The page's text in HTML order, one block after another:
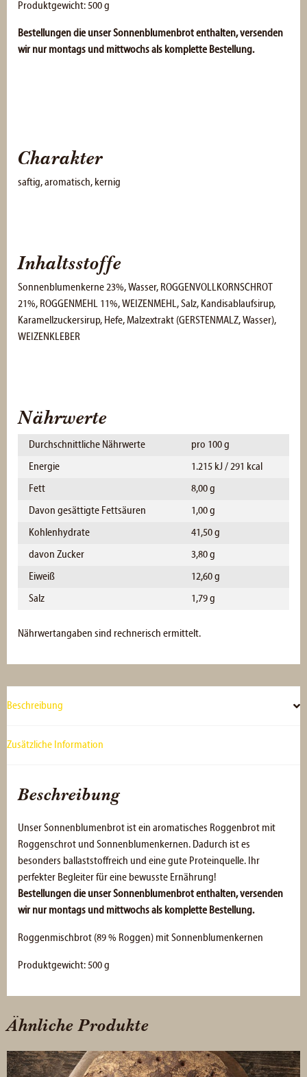
Produktgewicht: 500 g
Bestellungen die unser Sonnenblumenbrot enthalten, versenden
wir nur montags und mittwochs als komplette Bestellung.
Charakter
saftig, aromatisch, kernig
Inhaltsstoffe
Sonnenblumenkerne 23%, Wasser, ROGGENVOLLKORNSCHROT
21%, ROGGENMEHL 11%, WEIZENMEHL, Salz, Kandisablaufsirup,
Karamellzuckersirup, Hefe, Malzextrakt (GERSTENMALZ, Wasser),
WEIZENKLEBER
Nährwerte
Durchschnittliche Nährwerte
pro 100 g
Energie
1.215 kJ / 291 kcal
Fett
8,00 g
Davon gesättigte Fettsäuren
1,00 g
Kohlenhydrate
41,50 g
davon Zucker
3,80 g
Eiweiß
12,60 g
Salz
1,79 g
Nährwertangaben sind rechnerisch ermittelt.
Beschreibung
Zusätzliche Information
Beschreibung
Unser Sonnenblumenbrot ist ein aromatisches Roggenbrot mit
Roggenschrot und Sonnenblumenkernen. Dadurch ist es
besonders ballaststoffreich und eine gute Proteinquelle. Ihr
perfekter Begleiter für eine bewusste Ernährung!
Bestellungen die unser Sonnenblumenbrot enthalten, versenden
wir nur montags und mittwochs als komplette Bestellung.
Roggenmischbrot (89 % Roggen) mit Sonnenblumenkernen
Produktgewicht: 500 g
Ähnliche Produkte